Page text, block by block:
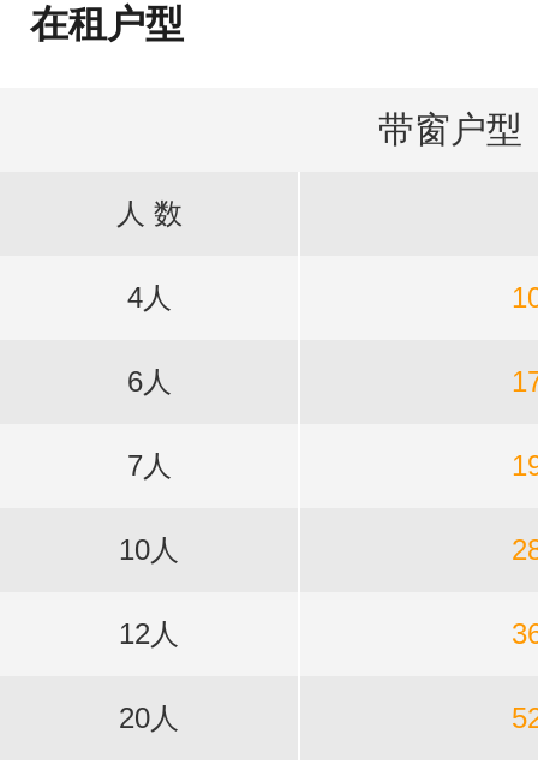
在租户型
带窗户型
人 数
4人
6人
7人
10人
12人
20人